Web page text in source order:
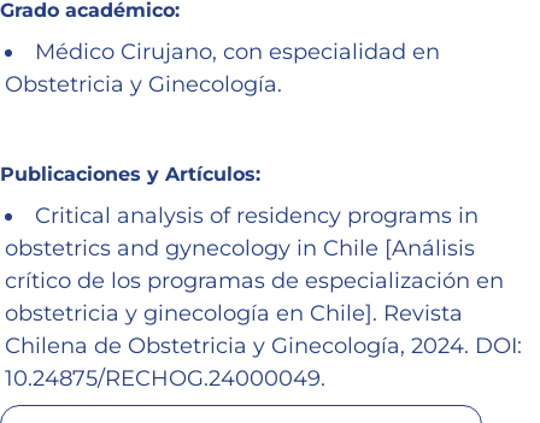
Grado académico:
Médico Cirujano, con especialidad en
Obstetricia y Ginecología.
Publicaciones y Artículos:
Critical analysis of residency programs in
obstetrics and gynecology in Chile [Análisis
crítico de los programas de especialización en
obstetricia y ginecología en Chile]. Revista
Chilena de Obstetricia y Ginecología, 2024. DOI:
10.24875/RECHOG.24000049.